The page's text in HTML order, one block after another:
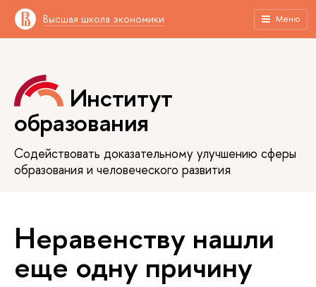
Высшая школа экономики Меню
Институт
образования
Содействовать доказательному улучшению сферы
образования и человеческого развития
Неравенству нашли
еще одну причину